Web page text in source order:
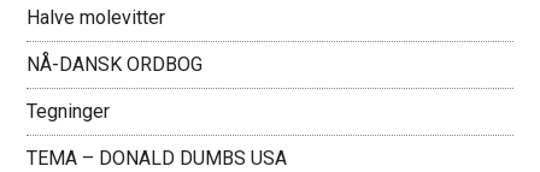
Halve molevitter
NÅ-DANSK ORDBOG
Tegninger
TEMA – DONALD DUMBS USA